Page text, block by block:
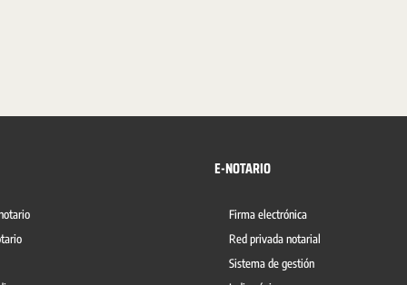
E-NOTARIO
Firma electrónica
Red privada notarial
Sistema de gestión